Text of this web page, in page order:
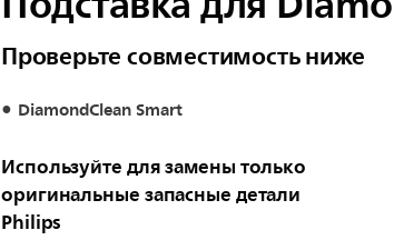
Проверьте совместимость ниже
DiamondClean Smart
Используйте для замены только
оригинальные запасные детали
Philips